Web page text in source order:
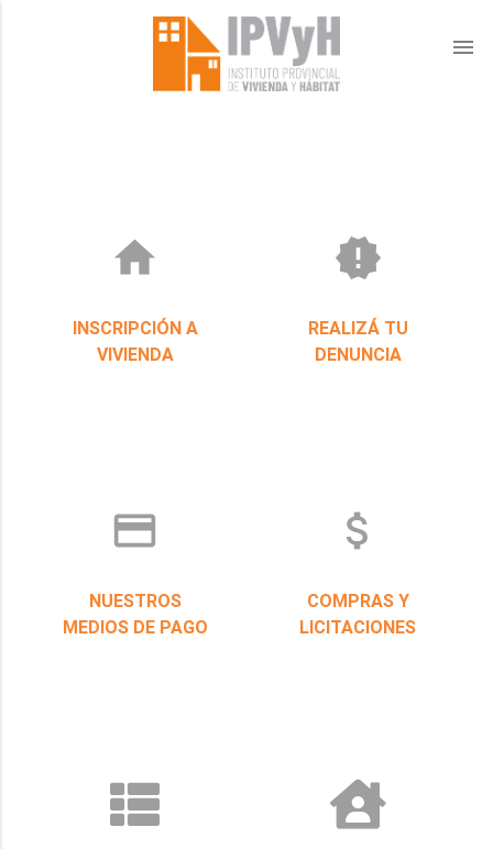
menu
home
INSCRIPCIÓN A
VIVIENDA
new_releases
REALIZÁ TU
DENUNCIA
credit_card
NUESTROS
MEDIOS DE PAGO
attach_money
COMPRAS Y
LICITACIONES